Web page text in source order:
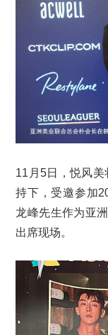
11月5日，悦风
持下，受邀参加
龙峰先生作为亚
出席现场。